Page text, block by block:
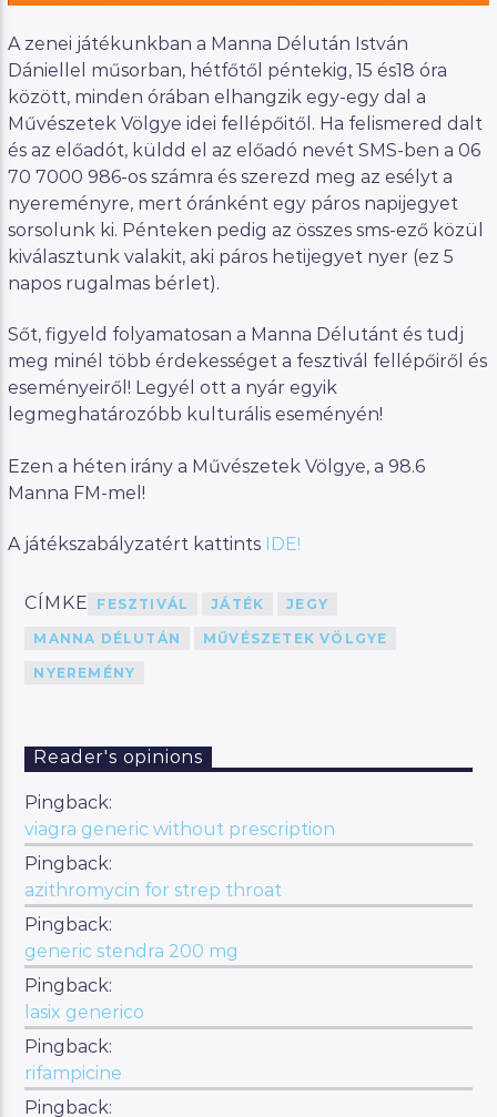
A zenei játékunkban a Manna Délután István
Dániellel műsorban, hétfőtől péntekig, 15 és18 óra
között, minden órában elhangzik egy-egy dal a
Művészetek Völgye idei fellépőitől. Ha felismered dalt
és az előadót, küldd el az előadó nevét SMS-ben a 06
70 7000 986-os számra és szerezd meg az esélyt a
nyereményre, mert óránként egy páros napijegyet
sorsolunk ki. Pénteken pedig az összes sms-ező közül
kiválasztunk valakit, aki páros hetijegyet nyer (ez 5
napos rugalmas bérlet).
Sőt, figyeld folyamatosan a Manna Délutánt és tudj
meg minél több érdekességet a fesztivál fellépőiről és
eseményeiről! Legyél ott a nyár egyik
legmeghatározóbb kulturális eseményén!
Ezen a héten irány a Művészetek Völgye, a 98.6
Manna FM-mel!
A játékszabályzatért kattints IDE!
CÍMKE FESZTIVÁL JÁTÉK JEGY
MANNA DÉLUTÁN MŰVÉSZETEK VÖLGYE
NYEREMÉNY
Reader's opinions
Pingback:
viagra generic without prescription
Pingback:
azithromycin for strep throat
Pingback:
generic stendra 200 mg
Pingback:
lasix generico
Pingback:
rifampicine
Pingback: